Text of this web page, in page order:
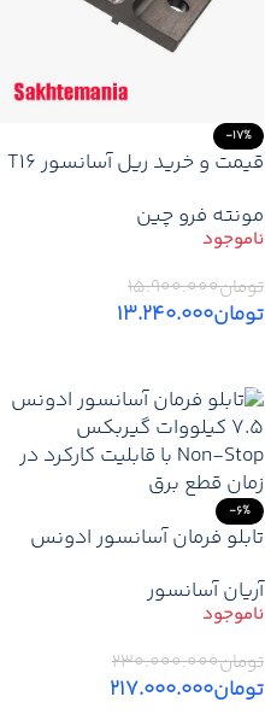
-17%
قیمت و خرید ریل آسانسور T16
مونته فرو چین
تومان۱۵.۹۰۰.۰۰۰
تومان۱۳.۲۴۰.۰۰۰
-6%
تابلو فرمان آسانسور ادونس
گیرلس با نجات بر پایه یو پی
اس
آریان آسانسور
تومان۲۳۰.۰۰۰.۰۰۰
تومان۲۱۷.۰۰۰.۰۰۰